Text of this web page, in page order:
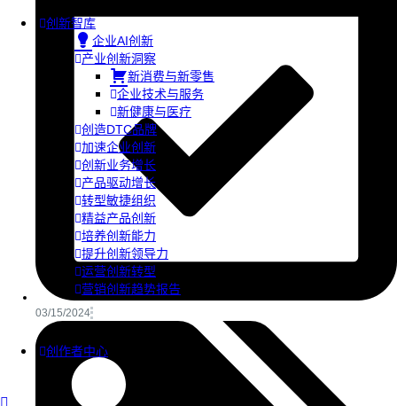
创新智库
企业AI创新
产业创新洞察
新消费与新零售
企业技术与服务
新健康与医疗
创造DTC品牌
加速企业创新
创新业务增长
产品驱动增长
转型敏捷组织
精益产品创新
培养创新能力
提升创新领导力
运营创新转型
营销创新趋势报告
创作者中心
03/15/2024